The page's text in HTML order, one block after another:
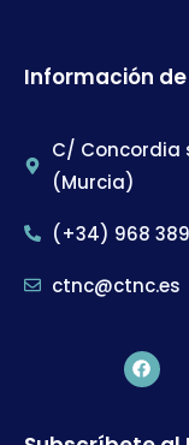
Información
C/ Concordia
(Murcia)
(+34) 968 389
ctnc@ctnc.es